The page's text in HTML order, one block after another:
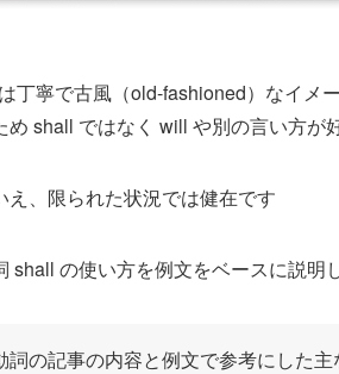
丁寧で古風（old-fashioned）なイメ
め shall ではなく will や別の言い方が
え、限られた状況では健在です
shall の使い方を例文をベースに説明
詞の記事の内容と例文で参考にした